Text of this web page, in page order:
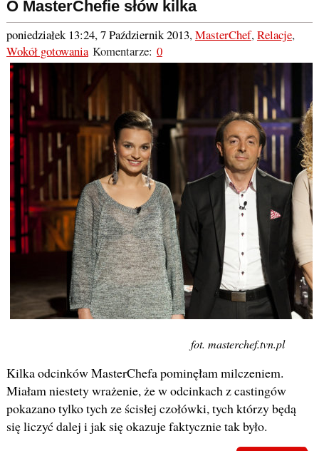
O MasterChefie słów kilka
poniedziałek 13:24, 7 Październik 2013,MasterChef,Relacje,
Wokół gotowaniaKomentarze: 0
fot. masterchef.tvn.pl
Kilka odcinków MasterChefa pominęłam milczeniem.
Miałam niestety wrażenie, że w odcinkach z castingów
pokazano tylko tych ze ścisłej czołówki, tych którzy będą
się liczyć dalej i jak się okazuje faktycznie tak było.